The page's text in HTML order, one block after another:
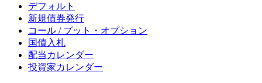
デフォルト
新規債券発行
コール / プット・オプション
国債入札
配当カレンダー
投資家カレンダー